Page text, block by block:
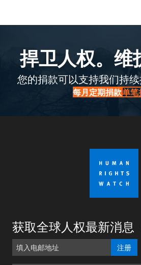
捍卫人权。维
您的捐款可以支持我们持续
每月定期捐款单笔
获取全球人权最新消息
注册